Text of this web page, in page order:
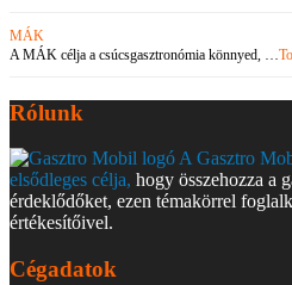
MÁK
A MÁK célja a csúcsgasztronómia könnyed, …
Rólunk
A Gasztro
elsődleges célja, hogy összehozza a
érdeklődőket, ezen témakörrel
értékesítőivel.
Cégadatok